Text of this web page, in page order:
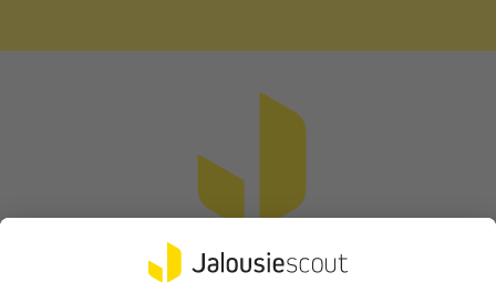
Einfache Montage mit Kombiband
Kinderspiel. Nutze die verdeckt eingenähten Schlaufen für deine
Gardinenstange (mit maximal 28 mm Durchmesser) oder hänge
den Vorhang mit Gardinengleitern in deine Gardinenschiene oder
deine Gardinenstange mit Innenlauf (Gleiter nicht im
Lieferumfang enthalten).